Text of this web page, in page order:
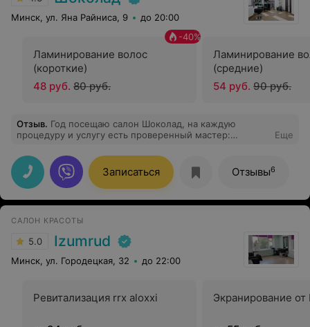
Минск, ул. Яна Райниса, 9 до 20:00
Ламинирование волос
(короткие)
-40%
48 руб. 80 руб.
Ламинирование
(средние)
54 руб. 90 руб.
Отзыв. Год посещаю салон Шоколад, на каждую
процедуру и услугу есть проверенный мастер:
мастер, которая понимает все пожелания и делает все
очень профессионально. Огромная благодарность,
рекомендую!
Еще
Записаться Отзывы6
САЛОН КРАСОТЫ
5.0 Izumrud
Минск, ул. Городецкая, 32 до 22:00
Ревитализация rrx aloxxi Экранирование от